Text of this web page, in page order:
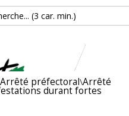
(3 car. min.)
Arrêté préfectoral\Arrêté
durant fortes